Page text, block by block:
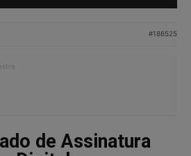
#186525
de Assinatura